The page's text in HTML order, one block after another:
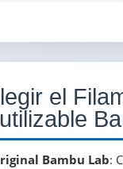
el
Bambu Lab: